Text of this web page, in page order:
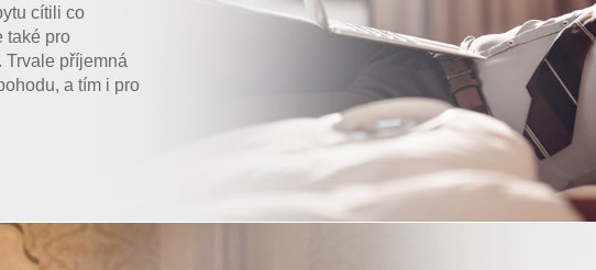
cítili co
také pro
Trvale příjemná
a tím i pro